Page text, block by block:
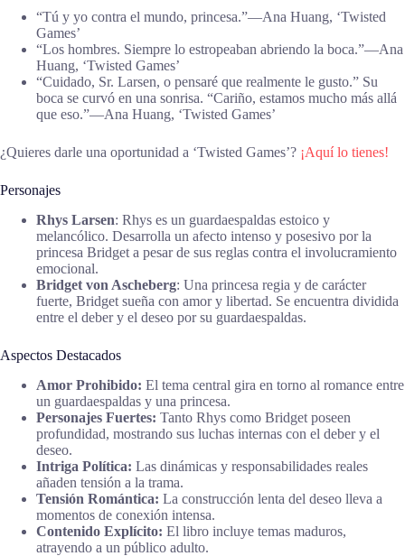
“Tú y yo contra el mundo, princesa.”―Ana Huang, ‘Twisted
Games’
“Los hombres. Siempre lo estropeaban abriendo la boca.”―Ana
Huang, ‘Twisted Games’
“Cuidado, Sr. Larsen, o pensaré que realmente le gusto.” Su
boca se curvó en una sonrisa. “Cariño, estamos mucho más allá
que eso.”―Ana Huang, ‘Twisted Games’
¿Quieres darle una oportunidad a ‘Twisted Games’? ¡Aquí lo tienes!
Personajes
Rhys Larsen: Rhys es un guardaespaldas estoico y
melancólico. Desarrolla un afecto intenso y posesivo por la
princesa Bridget a pesar de sus reglas contra el involucramiento
emocional.
Bridget von Ascheberg: Una princesa regia y de carácter
fuerte, Bridget sueña con amor y libertad. Se encuentra dividida
entre el deber y el deseo por su guardaespaldas.
Aspectos Destacados
Amor Prohibido: El tema central gira en torno al romance entre
un guardaespaldas y una princesa.
Personajes Fuertes: Tanto Rhys como Bridget poseen
profundidad, mostrando sus luchas internas con el deber y el
deseo.
Intriga Política: Las dinámicas y responsabilidades reales
añaden tensión a la trama.
Tensión Romántica: La construcción lenta del deseo lleva a
momentos de conexión intensa.
Contenido Explícito: El libro incluye temas maduros,
atrayendo a un público adulto.